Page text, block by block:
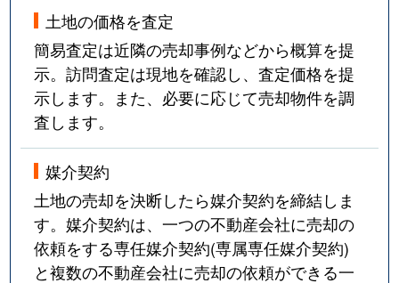
土地の価格を査定
簡易査定は近隣の売却事例などから概算を提
示。訪問査定は現地を確認し、査定価格を提
示します。また、必要に応じて売却物件を調
査します。
媒介契約
土地の売却を決断したら媒介契約を締結しま
す。媒介契約は、一つの不動産会社に売却の
依頼をする専任媒介契約(専属専任媒介契約)
と複数の不動産会社に売却の依頼ができる一